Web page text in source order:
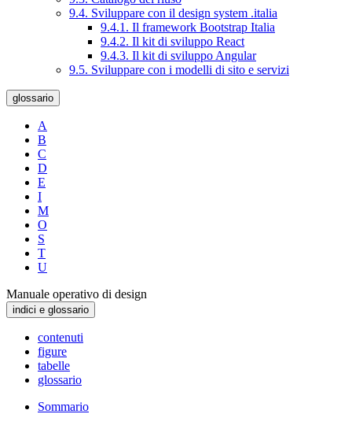
9.4. Sviluppare con il design system .italia
9.4.1. Il framework Bootstrap Italia
9.4.2. Il kit di sviluppo React
9.4.3. Il kit di sviluppo Angular
9.5. Sviluppare con i modelli di sito e servizi
glossario
A
B
C
D
E
I
M
O
S
T
U
Manuale operativo di design
indici e glossario
contenuti
figure
tabelle
glossario
Sommario